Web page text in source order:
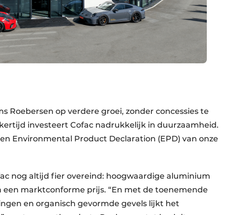
Roebersen op verdere groei, zonder concessies te
investeert Cofac nadrukkelijk in duurzaamheid.
Environmental Product Declaration (EPD) van onze
nog altijd fier overeind: hoogwaardige aluminium
marktconforme prijs. “En met de toenemende
en organisch gevormde gevels lijkt het